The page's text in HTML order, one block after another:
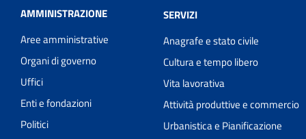
AMMINISTRAZIONE
Aree amministrative
Organi di governo
Uffici
Enti e fondazioni
Politici
SERVIZI
Anagrafe e stato civile
Cultura e tempo libero
Vita lavorativa
Attività produttive e commercio
Urbanistica e Pianificazione